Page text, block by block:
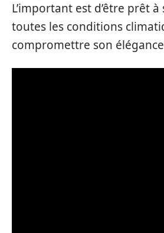
L’important est d’être prêt à
toutes les conditions
compromettre son